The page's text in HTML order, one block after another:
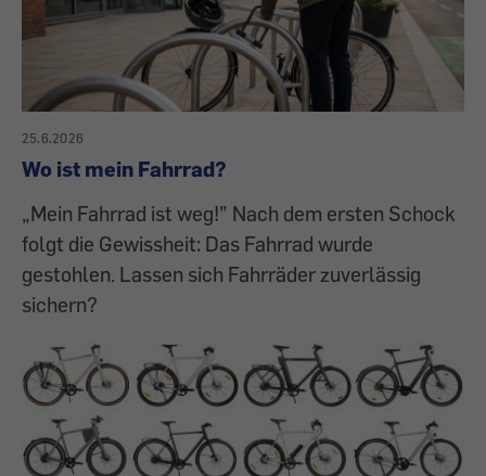
25.6.2026
Wo ist mein Fahrrad?
„Mein Fahrrad ist weg!” Nach dem ersten Schock
folgt die Gewissheit: Das Fahrrad wurde
gestohlen. Lassen sich Fahrräder zuverlässig
sichern?